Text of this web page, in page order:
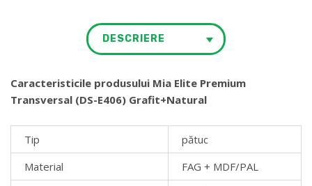
DESCRIERE
Caracteristicile produsului Mia Elite Premium
Transversal (DS-E406) Grafit+Natural
Tip
pătuc
Material
FAG + MDF/PAL